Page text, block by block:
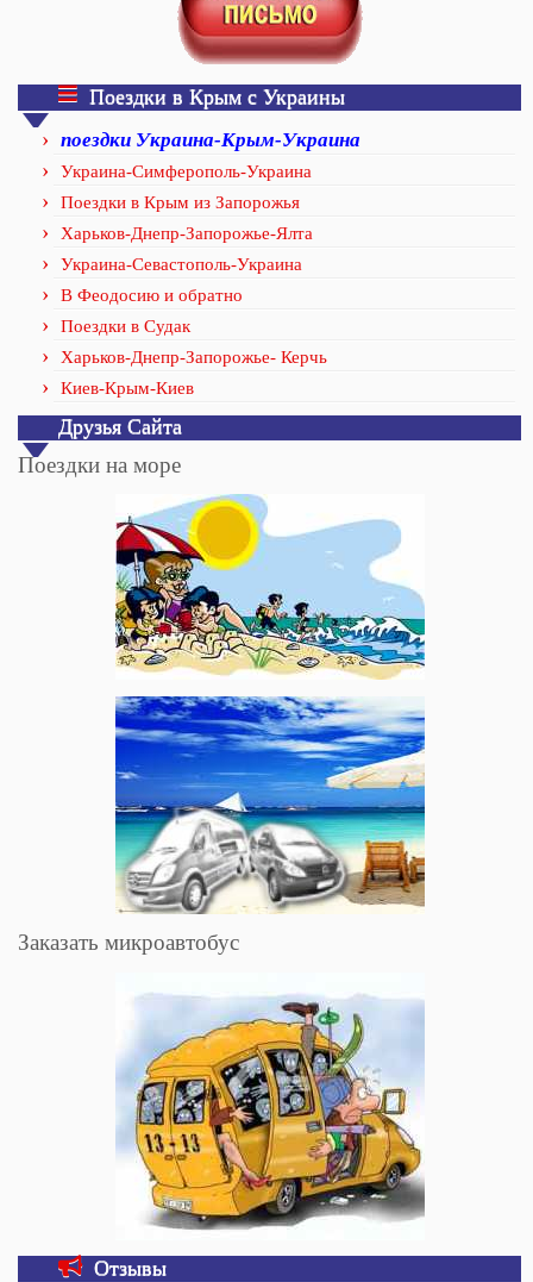
Поездки в Крым с Украины
поездки Украина-Крым-Украина
Украина-Симферополь-Украина
Поездки в Крым из Запорожья
Харьков-Днепр-Запорожье-Ялта
Украина-Севастополь-Украина
В Феодосию и обратно
Поездки в Судак
Харьков-Днепр-Запорожье- Керчь
Киев-Крым-Киев
Друзья Сайта
Поездки на море
Заказать микроавтобус
Отзывы